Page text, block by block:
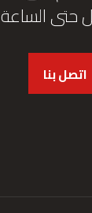
5:00 مساءاً
اتصل بنا